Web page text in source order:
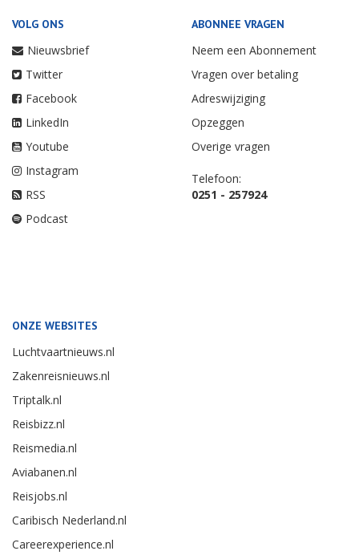
VOLG ONS
Nieuwsbrief
Twitter
Facebook
LinkedIn
Youtube
Instagram
RSS
Podcast
ABONNEE VRAGEN
Neem een Abonnement
Vragen over betaling
Adreswijziging
Opzeggen
Overige vragen
Telefoon:
0251 - 257924
ONZE WEBSITES
Luchtvaartnieuws.nl
Zakenreisnieuws.nl
Triptalk.nl
Reisbizz.nl
Reismedia.nl
Aviabanen.nl
Reisjobs.nl
Caribisch Nederland.nl
Careerexperience.nl